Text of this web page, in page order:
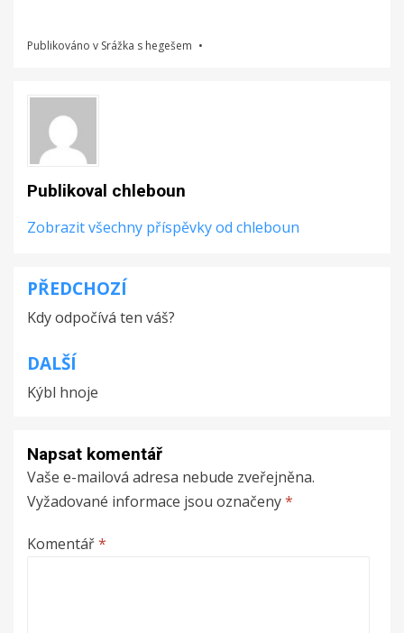
Publikováno v Srážka s hegešem
Publikoval chleboun
Zobrazit všechny příspěvky od chleboun
Navigace
pro
příspěvek
PŘEDCHOZÍ
Kdy odpočívá ten váš?
DALŠÍ
Kýbl hnoje
Napsat komentář
Vaše e-mailová adresa nebude zveřejněna.
Vyžadované informace jsou označeny*
Komentář*